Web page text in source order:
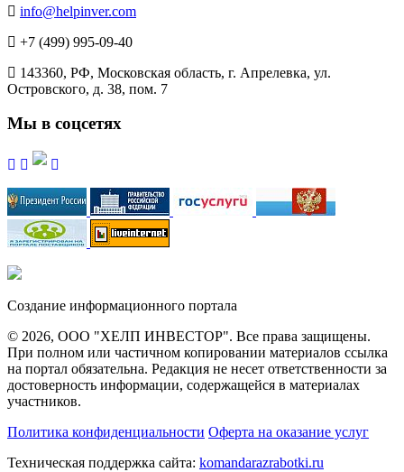
info@helpinver.com
+7 (499) 995-09-40
143360, РФ, Московская область, г. Апрелевка, ул.
Островского, д. 38, пом. 7
Мы в соцсетях
Создание информационного портала
© 2026, ООО "ХЕЛП ИНВЕСТОР". Все права защищены.
При полном или частичном копировании материалов ссылка
на портал обязательна. Редакция не несет ответственности за
достоверность информации, содержащейся в материалах
участников.
Политика конфиденциальности Оферта на оказание услуг
Техническая поддержка сайта: komandarazrabotki.ru